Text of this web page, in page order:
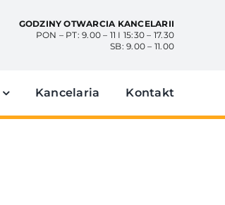
GODZINY OTWARCIA KANCELARII
PON – PT: 9.00 – 11 I 15:30 – 17.30
SB: 9.00 – 11.00
Kancelaria Kontakt